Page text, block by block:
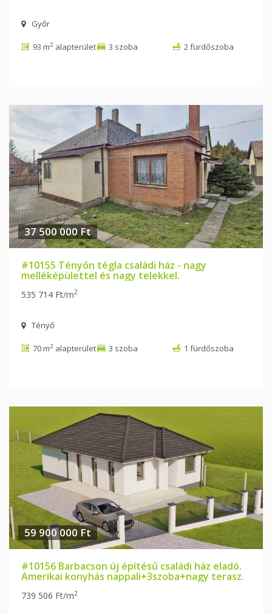
Győr
93 m2 alapterület 3 szoba 2 fürdőszoba
37 500 000 Ft
#10155 Tényőn tégla családi ház - nagy
melléképülettel és nagy telekkel.
535 714 Ft/m2
Tényő
70 m2 alapterület 3 szoba 1 fürdőszoba
59 900 000 Ft
#10156 Barbacson új építésű családi ház eladó.
Amerikai konyhás nappali+3szoba+nagy terasz.
739 506 Ft/m2